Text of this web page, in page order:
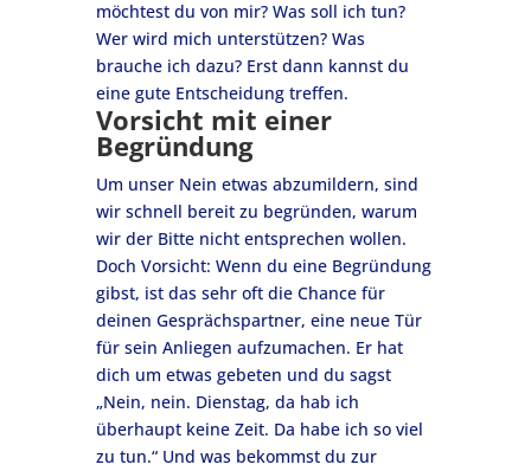
möchtest du von mir? Was soll ich tun?
Wer wird mich unterstützen? Was
brauche ich dazu? Erst dann kannst du
eine gute Entscheidung treffen.
Vorsicht mit einer
Begründung
Um unser Nein etwas abzumildern, sind
wir schnell bereit zu begründen, warum
wir der Bitte nicht entsprechen wollen.
Doch Vorsicht: Wenn du eine Begründung
gibst, ist das sehr oft die Chance für
deinen Gesprächspartner, eine neue Tür
für sein Anliegen aufzumachen. Er hat
dich um etwas gebeten und du sagst
„Nein, nein. Dienstag, da hab ich
überhaupt keine Zeit. Da habe ich so viel
zu tun.“ Und was bekommst du zur